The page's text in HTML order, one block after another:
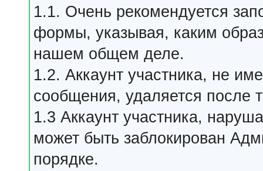
1.1. Очень рекомендуется
формы, указывая, каким
нашем общем деле.
1.2. Аккаунт участника, не
сообщения, удаляется после
1.3 Аккаунт участника,
может быть заблокирован
порядке.